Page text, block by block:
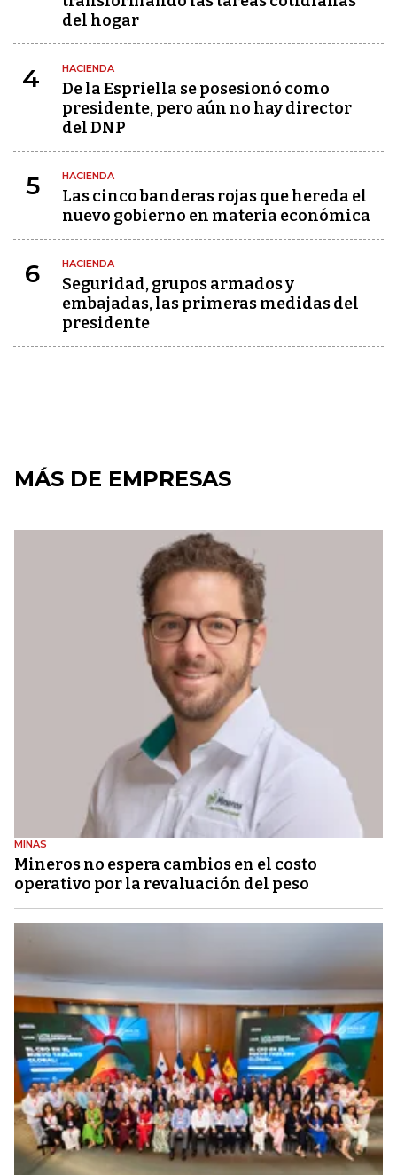
del hogar
4 HACIENDA
De la Espriella se posesionó como
presidente, pero aún no hay director
del DNP
5 HACIENDA
Las cinco banderas rojas que hereda el
nuevo gobierno en materia económica
6 HACIENDA
Seguridad, grupos armados y
embajadas, las primeras medidas del
presidente
MÁS DE EMPRESAS
MINAS
Mineros no espera cambios en el costo
operativo por la revaluación del peso